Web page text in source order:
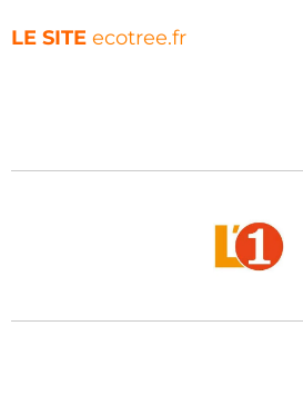
LE SITE ecotree.fr